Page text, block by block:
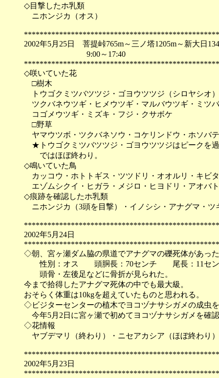
◇目撃したホ乳類
ニホンジカ（オス）
2002年5月25日 菩提峠765m～三ノ塔1205m～新大日
9:00～17:40
◇咲いていた花
□樹木
トウゴクミツバツツジ・ゴヨウツツジ（シロヤシオ
ツクバネウツギ・ヒメウツギ・マルバウツギ・ミツ
コゴメウツギ・ミズキ・フジ・クサボケ
□野草
ヤマウツボ・ツクバネソウ・コケリンドウ・ホソバ
★トウゴクミツバツツジ・ゴヨウツツジはピークを
ではほぼ終わり。
◇鳴いていた鳥
カッコウ・ホトトギス・ツツドリ・オオルリ・キビ
エゾムシクイ・ヒガラ・メジロ・ヒヨドリ・アオバ
◇痕跡を確認したホ乳類
ニホンジカ（3頭を目撃）・イノシシ・アナグマ・ツ
2002年5月24日
◇朝、宮ヶ瀬ダム脇の県道でアナグマの礫死体があっ
性別：オス 頭胴長：70センチ 尾長：11セ
頭骨・左後足などに骨折が見られた。
今まで拾得したアナグマ死体の中でも最大級。
おそらく体重は10kgを超えていたものと思われる。
◇ビジターセンターの植木でヨコヅナサシガメの成虫
今年5月2日に宮ヶ瀬で初めてヨコヅナサシガメを確
◇花情報
ヤブデマリ（終わり）・ニセアカシア（ほぼ終わり
2002年5月23日